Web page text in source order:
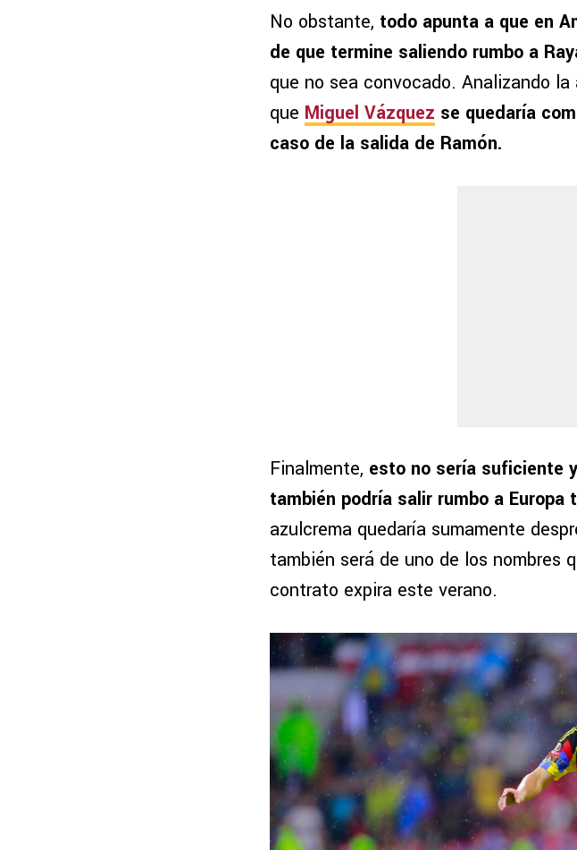
No obstante, todo apunta a que en
de que termine saliendo rumbo a
que no sea convocado. Analizando
que Miguel Vázquez se quedaría
caso de la salida de Ramón.
Finalmente, esto no sería suficiente
también podría salir rumbo a Europa
azulcrema quedaría sumamente
también será de uno de los nombres
contrato expira este verano.